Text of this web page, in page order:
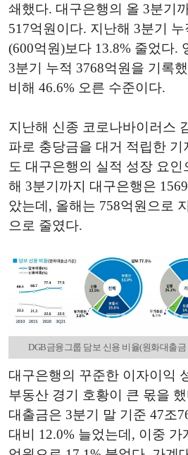
쇄했다. 대구은행의 올 3분기
517억원이다. 지난해 3분기
(600억원)보다 13.8% 줄었다.
3분기 누적 3768억원을 기록
비해 46.6% 오른 수준이다.
지난해 신종 코로나바이러스
파로 충당금을 대거 적립한 기
도 대구은행의 실적 성장 요
해 3분기까지 대구은행은
았는데, 올해는 758억원으로
으로 줄였다.
DGB금융그룹 담보 신용 비율(원화대출
대구은행의 꾸준한 이자이익
부동산 경기 호황이 큰 몫을
대출금은 3분기 말 기준 47조
대비 12.0% 늘었는데, 이중 가